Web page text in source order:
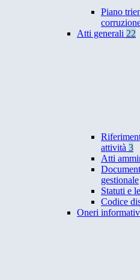
Piano
Atti generali 22
attività 3
Atti
gestionale
Statuti e
Codice
Oneri